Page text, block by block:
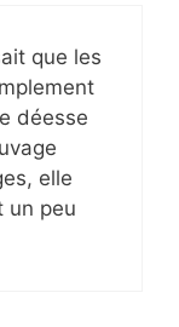
que les
déesse
elle
un peu